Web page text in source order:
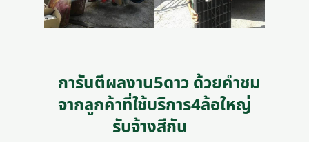
การันตีผลงาน5ดาว ด้วยคำชม
จากลูกค้าที่ใช้บริการ4ล้อใหญ่
รับจ้างสีกัน